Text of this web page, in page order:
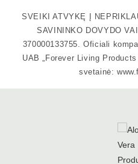
SVEIKI ATVYKĘ Į
SAVININKO DOVYDO
370000133755. Oficiali
UAB „Forever Living
svetainė: